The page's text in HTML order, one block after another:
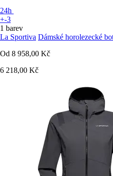
24h
+-3
1 barev
La Sportiva Dámské horolezecké
Od 8 958,00 Kč
6 218,00 Kč